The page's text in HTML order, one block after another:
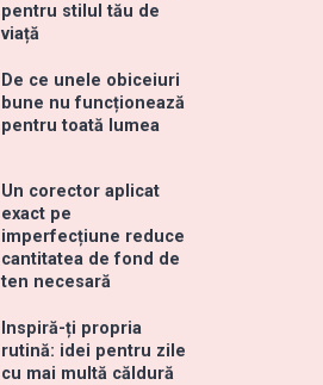
pentru stilul tău de
viață
De ce unele obiceiuri
bune nu funcționează
pentru toată lumea
Un corector aplicat
exact pe
imperfecțiune reduce
cantitatea de fond de
ten necesară
Inspiră-ți propria
rutină: idei pentru zile
cu mai multă căldură